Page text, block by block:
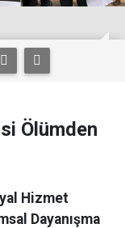
Ölümden
Hizmet
Dayanışma